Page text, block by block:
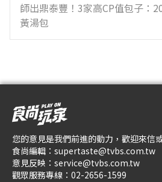
師出鼎泰豐！3家高CP值包子：
黃湯包
您的意見是我們前進的動力，歡迎來信
食尚編輯： supertaste@tvbs.com.tw
意見反映： service@tvbs.com.tw
觀眾服務專線： 02-2656-1599